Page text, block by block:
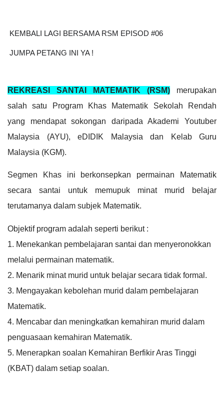
KEMBALI LAGI BERSAMA RSM EPISOD #06
JUMPA PETANG INI YA !
REKREASI SANTAI MATEMATIK (RSM) merupakan
salah satu Program Khas Matematik Sekolah Rendah
yang mendapat sokongan daripada Akademi Youtuber
Malaysia (AYU), eDIDIK Malaysia dan Kelab Guru
Malaysia (KGM).
Segmen Khas ini berkonsepkan permainan Matematik
secara santai untuk memupuk minat murid belajar
terutamanya dalam subjek Matematik.
Objektif program adalah seperti berikut :
1. Menekankan pembelajaran santai dan menyeronokkan
melalui permainan matematik.
2. Menarik minat murid untuk belajar secara tidak formal.
3. Mengayakan kebolehan murid dalam pembelajaran
Matematik.
4. Mencabar dan meningkatkan kemahiran murid dalam
penguasaan kemahiran Matematik.
5. Menerapkan soalan Kemahiran Berfikir Aras Tinggi
(KBAT) dalam setiap soalan.